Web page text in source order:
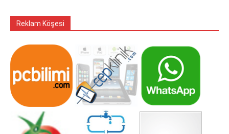
Reklam Köşesi